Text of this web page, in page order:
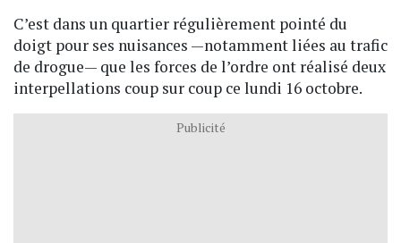
C’est dans un quartier régulièrement pointé du
doigt pour ses nuisances —notamment liées au trafic
de drogue— que les forces de l’ordre ont réalisé deux
interpellations coup sur coup ce lundi 16 octobre.
Publicité